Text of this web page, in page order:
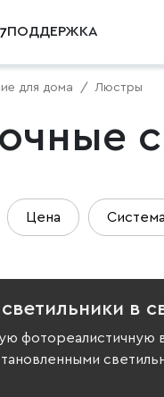
ПОДДЕРЖКА
для дома Люстры
Цена
в
фотореалистичную